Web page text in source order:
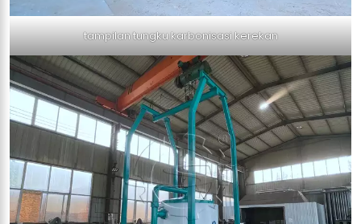
tampilan tungku karbonisasi kerekan